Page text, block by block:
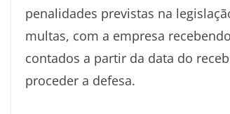
penalidades previstas na
multas, com a empresa
contados a partir da data do
proceder a defesa.